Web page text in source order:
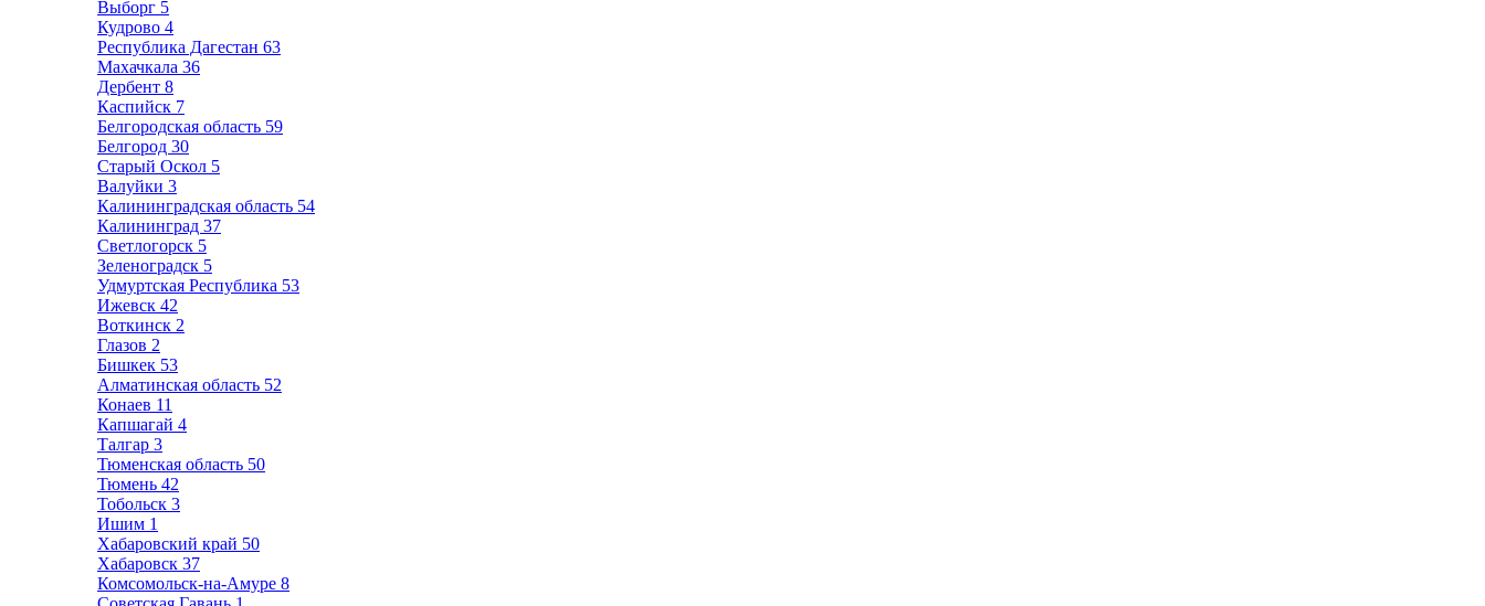
Выборг 5
Кудрово 4
Республика Дагестан 63
Махачкала 36
Дербент 8
Каспийск 7
Белгородская область 59
Белгород 30
Старый Оскол 5
Валуйки 3
Калининградская область 54
Калининград 37
Светлогорск 5
Зеленоградск 5
Удмуртская Республика 53
Ижевск 42
Воткинск 2
Глазов 2
Бишкек 53
Алматинская область 52
Конаев 11
Капшагай 4
Талгар 3
Тюменская область 50
Тюмень 42
Тобольск 3
Ишим 1
Хабаровский край 50
Хабаровск 37
Комсомольск-на-Амуре 8